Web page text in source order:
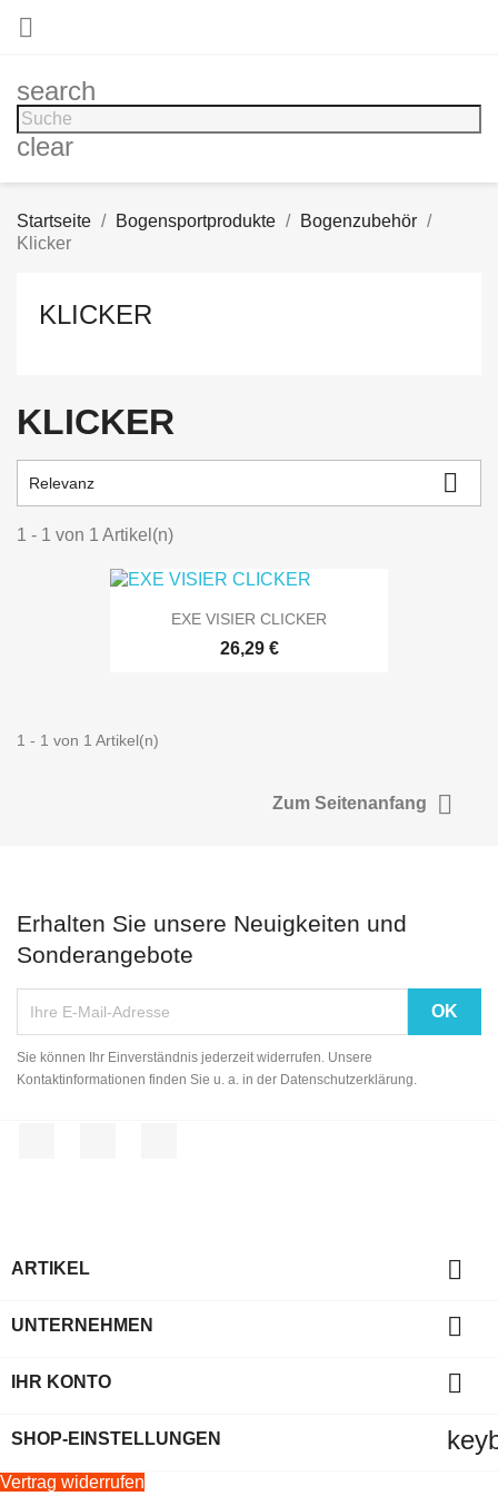

search
clear
Startseite Bogensportprodukte
Bogenzubehör
Klicker
KLICKER
KLICKER
Relevanz 
1 - 1 von 1 Artikel(n)
EXE VISIER CLICKER
26,29 €
1 - 1 von 1 Artikel(n)
Zum Seitenanfang 
Erhalten Sie unsere Neuigkeiten und
Sonderangebote
Sie können Ihr Einverständnis jederzeit widerrufen. Unsere
Kontaktinformationen finden Sie u. a. in der Datenschutzerklärung.
ARTIKEL 
UNTERNEHMEN 
IHR KONTO 
SHOP-EINSTELLUNGEN
Vertrag widerrufen